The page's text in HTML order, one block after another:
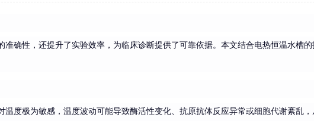
确性，还提升了实验效率，为临床诊断提供了可靠依据。本文结合电热恒温水槽
度极为敏感，温度波动可能导致酶活性变化、抗原抗体反应异常或细胞代谢紊乱